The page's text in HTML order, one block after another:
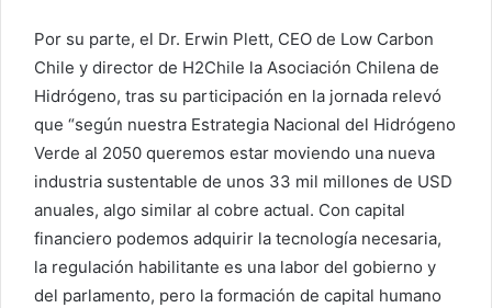
Por su parte, el Dr. Erwin Plett, CEO de Low Carbon
Chile y director de H2Chile la Asociación Chilena de
Hidrógeno, tras su participación en la jornada relevó
que “según nuestra Estrategia Nacional del Hidrógeno
Verde al 2050 queremos estar moviendo una nueva
industria sustentable de unos 33 mil millones de USD
anuales, algo similar al cobre actual. Con capital
financiero podemos adquirir la tecnología necesaria,
la regulación habilitante es una labor del gobierno y
del parlamento, pero la formación de capital humano